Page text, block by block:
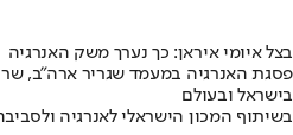
בצל איומי איראן: כך נערך משק האנרגיה
פסגת האנרגיה במעמד שגריר ארה"ב, שר
בישראל ובעולם
בשיתוף המכון הישראלי לאנרגיה